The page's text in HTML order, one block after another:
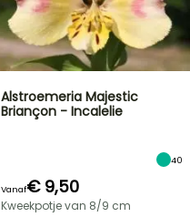
Alstroemeria Majestic
Briançon - Incalelie
40
Vanaf€ 9,50
Kweekpotje van 8/9 cm